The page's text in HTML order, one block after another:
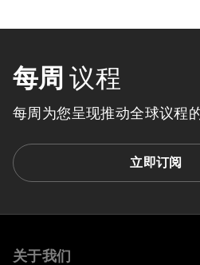
每周 议程
每周为您呈现推动全球议程
立即订阅
关于我们